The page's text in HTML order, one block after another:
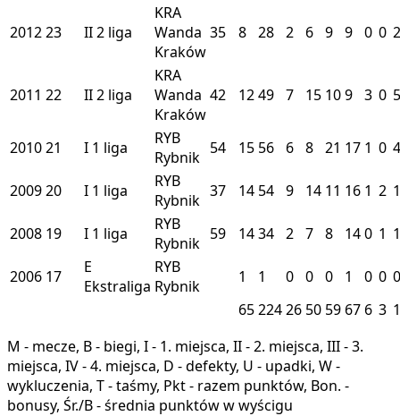
201223 II2 liga
KRA
Wanda
Kraków
35 8 28 2 6 9 9 0 0 2
2011 22 II2 liga
KRA
Wanda
Kraków
42 1249 7 15 109 3 0 5
201021 I 1 liga
RYB
Rybnik 54 15 56 6 8 21 17 1 0 4
200920 I 1 liga
RYB
Rybnik 37 14 54 9 14 11 16 1 2 1
2008 19 I 1 liga
RYB
Rybnik 59 1434 2 7 8 140 1 1
2006 17
E
Ekstraliga
RYB
Rybnik
1 1 0 0 0 1 0 0 0
6522426 50 59 67 6 3
M - mecze, B - biegi, I - 1. miejsca, II - 2. miejsca, III - 3.
miejsca, IV - 4. miejsca, D - defekty, U - upadki, W -
wykluczenia, T - taśmy, Pkt - razem punktów, Bon. -
bonusy, Śr./B - średnia punktów w wyścigu